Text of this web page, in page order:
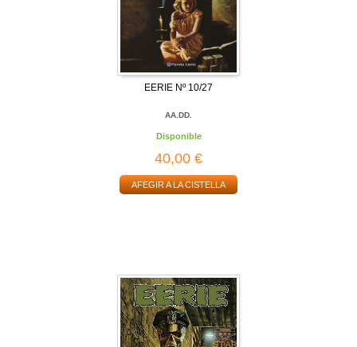
EERIE Nº 10/27
AA.DD.
Disponible
40,00 €
AFEGIR A LA CISTELLA